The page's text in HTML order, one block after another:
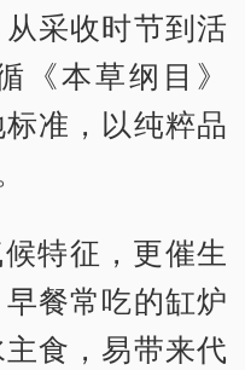
采收时节到活
《本草纲目》
标准，以纯粹品
特征，更催生
餐常吃的缸炉
食，易带来代